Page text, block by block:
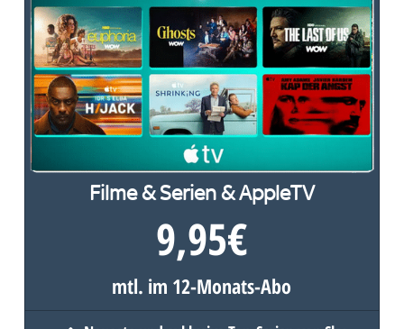
Filme & Serien & AppleTV
9,95€
mtl. im 12-Monats-Abo